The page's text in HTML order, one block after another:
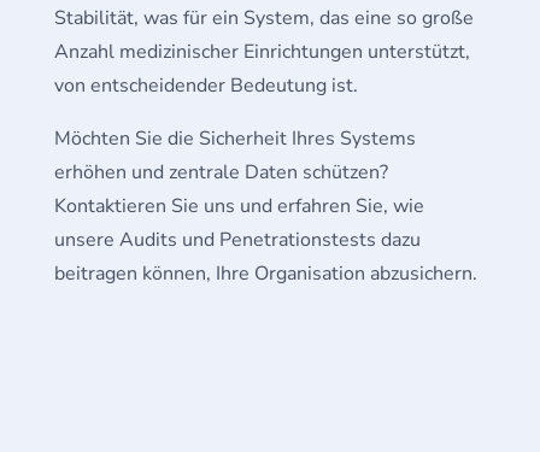
Stabilität, was für ein System, das eine so große
Anzahl medizinischer Einrichtungen unterstützt,
von entscheidender Bedeutung ist.
Möchten Sie die Sicherheit Ihres Systems
erhöhen und zentrale Daten schützen?
Kontaktieren Sie uns und erfahren Sie, wie
unsere Audits und Penetrationstests dazu
beitragen können, Ihre Organisation abzusichern.